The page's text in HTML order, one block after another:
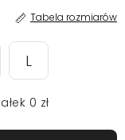
Tabela rozmiarów
L
0 zł